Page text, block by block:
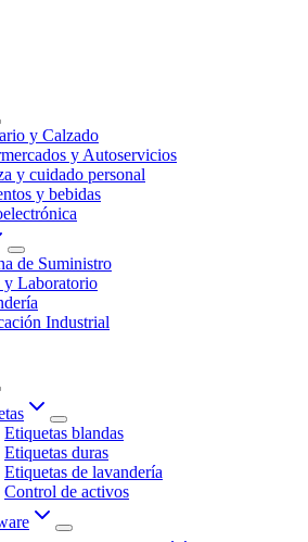
y Calzado
y Autoservicios
y cuidado personal
y bebidas
de Suministro
y Laboratorio
Industrial
Etiquetas blandas
Etiquetas duras
Etiquetas de lavandería
Control de activos